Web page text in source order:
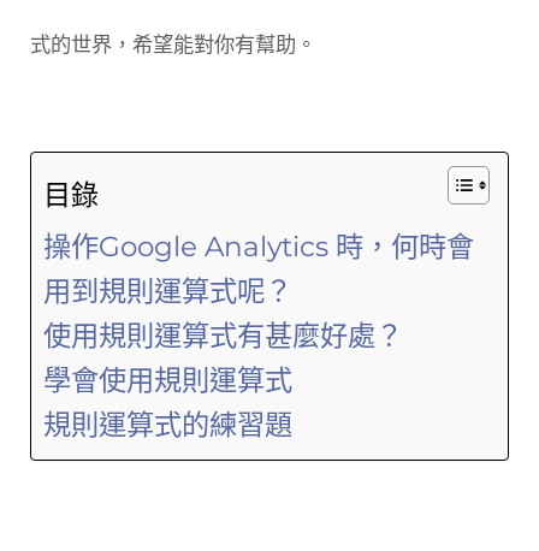
式的世界，希望能對你有幫助。
目錄
操作Google Analytics 時，何時會
用到規則運算式呢？
使用規則運算式有甚麼好處？
學會使用規則運算式
規則運算式的練習題